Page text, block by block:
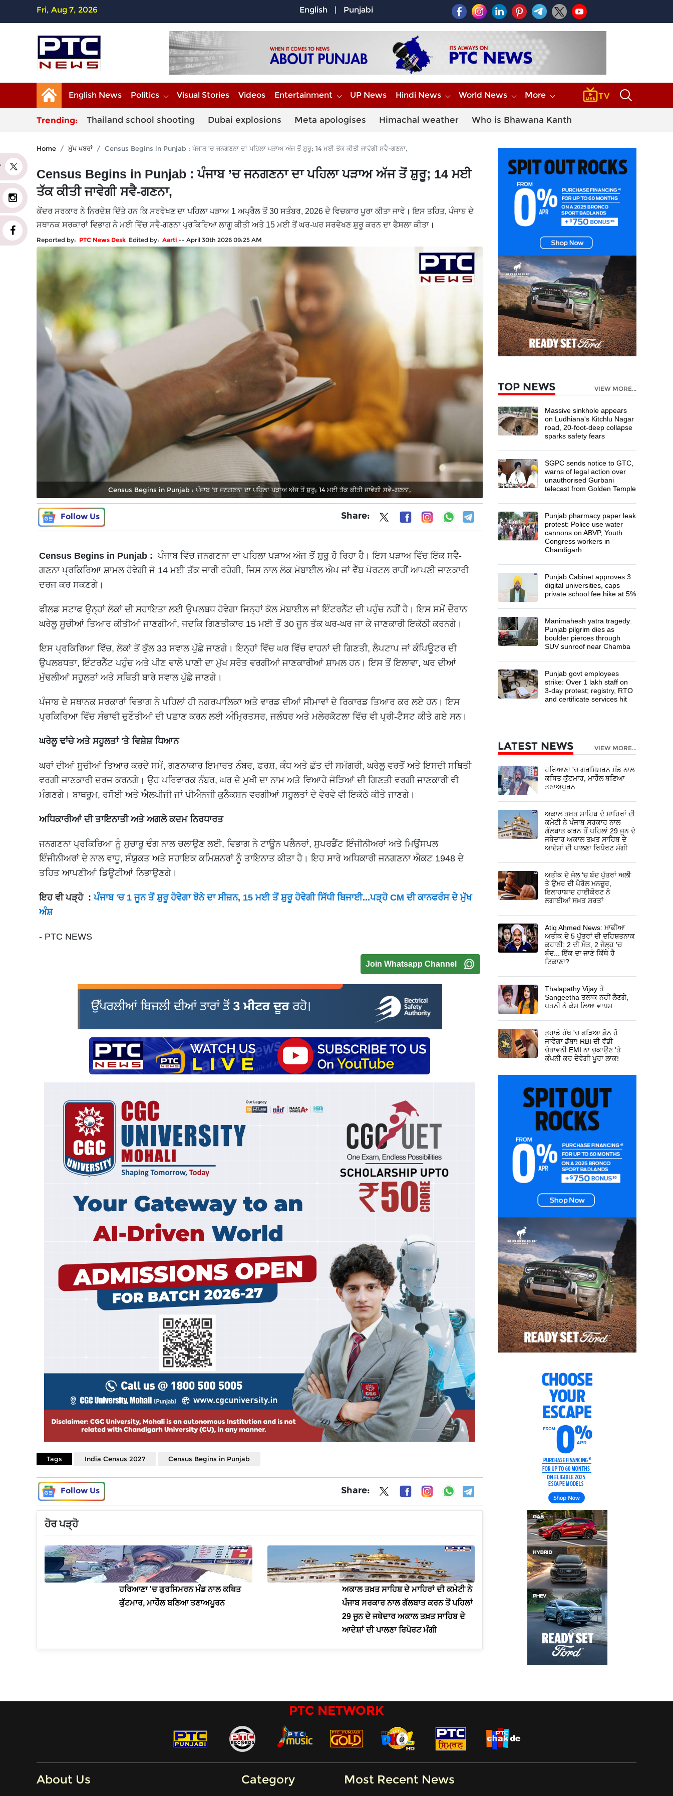
Fri, Aug 7, 2026 English | Punjabi
English News Politics Visual Stories Videos Entertainment UP News Hindi News World News More
Trending: Thailand school shooting Dubai explosions Meta apologises Himachal weather Who is Bhawana Kanth
Home ਮੁੱਖ ਖਬਰਾਂ Census Begins in Punjab : ਪੰਜਾਬ ’ਚ ਜਨਗਣਨਾ ਦਾ ਪਹਿਲਾ ਪੜਾਅ ਅੱਜ ਤੋਂ ਸ਼ੁਰੂ; 14 ਮਈ ਤੱਕ ਕੀਤੀ ਜਾਵੇਗੀ ਸਵੈ-ਗਣਨਾ,
Census Begins in Punjab : ਪੰਜਾਬ ’ਚ ਜਨਗਣਨਾ ਦਾ ਪਹਿਲਾ ਪੜਾਅ ਅੱਜ ਤੋਂ ਸ਼ੁਰੂ; 14 ਮਈ
ਤੱਕ ਕੀਤੀ ਜਾਵੇਗੀ ਸਵੈ-ਗਣਨਾ,
ਕੇਂਦਰ ਸਰਕਾਰ ਨੇ ਨਿਰਦੇਸ਼ ਦਿੱਤੇ ਹਨ ਕਿ ਸਰਵੇਖਣ ਦਾ ਪਹਿਲਾ ਪੜਾਅ 1 ਅਪ੍ਰੈਲ ਤੋਂ 30 ਸਤੰਬਰ, 2026 ਦੇ ਵਿਚਕਾਰ ਪੂਰਾ ਕੀਤਾ ਜਾਵੇ। ਇਸ ਤਹਿਤ, ਪੰਜਾਬ ਦੇ
ਸਥਾਨਕ ਸਰਕਾਰਾਂ ਵਿਭਾਗ ਨੇ ਮਈ ਵਿੱਚ ਸਵੈ-ਗਣਨਾ ਪ੍ਰਕਿਰਿਆ ਲਾਗੂ ਕੀਤੀ ਅਤੇ 15 ਮਈ ਤੋਂ ਘਰ-ਘਰ ਸਰਵੇਖਣ ਸ਼ੁਰੂ ਕਰਨ ਦਾ ਫੈਸਲਾ ਕੀਤਾ।
Reported by: PTC News Desk Edited by: Aarti -- April 30th 2026 09:25 AM
Census Begins in Punjab : ਪੰਜਾਬ ’ਚ ਜਨਗਣਨਾ ਦਾ ਪਹਿਲਾ ਪੜਾਅ ਅੱਜ ਤੋਂ ਸ਼ੁਰੂ; 14 ਮਈ ਤੱਕ ਕੀਤੀ ਜਾਵੇਗੀ ਸਵੈ-ਗਣਨਾ,
Follow Us Share:
Census Begins in Punjab : ਪੰਜਾਬ ਵਿੱਚ ਜਨਗਣਨਾ ਦਾ ਪਹਿਲਾ ਪੜਾਅ ਅੱਜ ਤੋਂ ਸ਼ੁਰੂ ਹੋ ਰਿਹਾ ਹੈ। ਇਸ ਪੜਾਅ ਵਿੱਚ ਇੱਕ ਸਵੈ-
ਗਣਨਾ ਪ੍ਰਕਿਰਿਆ ਸ਼ਾਮਲ ਹੋਵੇਗੀ ਜੋ 14 ਮਈ ਤੱਕ ਜਾਰੀ ਰਹੇਗੀ, ਜਿਸ ਨਾਲ ਲੋਕ ਮੋਬਾਈਲ ਐਪ ਜਾਂ ਵੈੱਬ ਪੋਰਟਲ ਰਾਹੀਂ ਆਪਣੀ ਜਾਣਕਾਰੀ
ਦਰਜ ਕਰ ਸਕਣਗੇ।
ਫੀਲਡ ਸਟਾਫ ਉਨ੍ਹਾਂ ਲੋਕਾਂ ਦੀ ਸਹਾਇਤਾ ਲਈ ਉਪਲਬਧ ਹੋਵੇਗਾ ਜਿਨ੍ਹਾਂ ਕੋਲ ਮੋਬਾਈਲ ਜਾਂ ਇੰਟਰਨੈੱਟ ਦੀ ਪਹੁੰਚ ਨਹੀਂ ਹੈ। ਇਸ ਸਮੇਂ ਦੌਰਾਨ
ਘਰੇਲੂ ਸੂਚੀਆਂ ਤਿਆਰ ਕੀਤੀਆਂ ਜਾਣਗੀਆਂ, ਜਦਕਿ ਗਿਣਤੀਕਾਰ 15 ਮਈ ਤੋਂ 30 ਜੂਨ ਤੱਕ ਘਰ-ਘਰ ਜਾ ਕੇ ਜਾਣਕਾਰੀ ਇਕੱਠੀ ਕਰਨਗੇ।
ਇਸ ਪ੍ਰਕਿਰਿਆ ਵਿੱਚ, ਲੋਕਾਂ ਤੋਂ ਕੁੱਲ 33 ਸਵਾਲ ਪੁੱਛੇ ਜਾਣਗੇ। ਇਨ੍ਹਾਂ ਵਿੱਚ ਘਰ ਵਿੱਚ ਵਾਹਨਾਂ ਦੀ ਗਿਣਤੀ, ਲੈਪਟਾਪ ਜਾਂ ਕੰਪਿਊਟਰ ਦੀ
ਉਪਲਬਧਤਾ, ਇੰਟਰਨੈੱਟ ਪਹੁੰਚ ਅਤੇ ਪੀਣ ਵਾਲੇ ਪਾਣੀ ਦਾ ਮੁੱਖ ਸਰੋਤ ਵਰਗੀਆਂ ਜਾਣਕਾਰੀਆਂ ਸ਼ਾਮਲ ਹਨ। ਇਸ ਤੋਂ ਇਲਾਵਾ, ਘਰ ਦੀਆਂ
ਮੁੱਢਲੀਆਂ ਸਹੂਲਤਾਂ ਅਤੇ ਸਥਿਤੀ ਬਾਰੇ ਸਵਾਲ ਪੁੱਛੇ ਜਾਣਗੇ।
ਪੰਜਾਬ ਦੇ ਸਥਾਨਕ ਸਰਕਾਰਾਂ ਵਿਭਾਗ ਨੇ ਪਹਿਲਾਂ ਹੀ ਨਗਰਪਾਲਿਕਾ ਅਤੇ ਵਾਰਡ ਦੀਆਂ ਸੀਮਾਵਾਂ ਦੇ ਰਿਕਾਰਡ ਤਿਆਰ ਕਰ ਲਏ ਹਨ। ਇਸ
ਪ੍ਰਕਿਰਿਆ ਵਿੱਚ ਸੰਭਾਵੀ ਚੁਣੌਤੀਆਂ ਦੀ ਪਛਾਣ ਕਰਨ ਲਈ ਅੰਮ੍ਰਿਤਸਰ, ਜਲੰਧਰ ਅਤੇ ਮਲੇਰਕੋਟਲਾ ਵਿੱਚ ਵੀ ਪ੍ਰੀ-ਟੈਸਟ ਕੀਤੇ ਗਏ ਸਨ।
ਘਰੇਲੂ ਢਾਂਚੇ ਅਤੇ ਸਹੂਲਤਾਂ 'ਤੇ ਵਿਸ਼ੇਸ਼ ਧਿਆਨ
ਘਰਾਂ ਦੀਆਂ ਸੂਚੀਆਂ ਤਿਆਰ ਕਰਦੇ ਸਮੇਂ, ਗਣਨਾਕਾਰ ਇਮਾਰਤ ਨੰਬਰ, ਫਰਸ਼, ਕੰਧ ਅਤੇ ਛੱਤ ਦੀ ਸਮੱਗਰੀ, ਘਰੇਲੂ ਵਰਤੋਂ ਅਤੇ ਇਸਦੀ ਸਥਿਤੀ
ਵਰਗੀ ਜਾਣਕਾਰੀ ਦਰਜ ਕਰਨਗੇ। ਉਹ ਪਰਿਵਾਰਕ ਨੰਬਰ, ਘਰ ਦੇ ਮੁਖੀ ਦਾ ਨਾਮ ਅਤੇ ਵਿਆਹੇ ਜੋੜਿਆਂ ਦੀ ਗਿਣਤੀ ਵਰਗੀ ਜਾਣਕਾਰੀ ਵੀ
ਮੰਗਣਗੇ। ਬਾਥਰੂਮ, ਰਸੋਈ ਅਤੇ ਐਲਪੀਜੀ ਜਾਂ ਪੀਐਨਜੀ ਕੁਨੈਕਸ਼ਨ ਵਰਗੀਆਂ ਸਹੂਲਤਾਂ ਦੇ ਵੇਰਵੇ ਵੀ ਇਕੱਠੇ ਕੀਤੇ ਜਾਣਗੇ।
ਅਧਿਕਾਰੀਆਂ ਦੀ ਤਾਇਨਾਤੀ ਅਤੇ ਅਗਲੇ ਕਦਮ ਨਿਰਧਾਰਤ
ਜਨਗਣਨਾ ਪ੍ਰਕਿਰਿਆ ਨੂੰ ਸੁਚਾਰੂ ਢੰਗ ਨਾਲ ਚਲਾਉਣ ਲਈ, ਵਿਭਾਗ ਨੇ ਟਾਊਨ ਪਲੈਨਰਾਂ, ਸੁਪਰਡੈਂਟ ਇੰਜੀਨੀਅਰਾਂ ਅਤੇ ਮਿਉਂਸਪਲ
ਇੰਜੀਨੀਅਰਾਂ ਦੇ ਨਾਲ ਵਾਧੂ, ਸੰਯੁਕਤ ਅਤੇ ਸਹਾਇਕ ਕਮਿਸ਼ਨਰਾਂ ਨੂੰ ਤਾਇਨਾਤ ਕੀਤਾ ਹੈ। ਇਹ ਸਾਰੇ ਅਧਿਕਾਰੀ ਜਨਗਣਨਾ ਐਕਟ 1948 ਦੇ
ਤਹਿਤ ਆਪਣੀਆਂ ਡਿਊਟੀਆਂ ਨਿਭਾਉਣਗੇ।
ਇਹ ਵੀ ਪੜ੍ਹੋ :ਪੰਜਾਬ 'ਚ 1 ਜੂਨ ਤੋਂ ਸ਼ੁਰੂ ਹੋਵੇਗਾ ਝੋਨੇ ਦਾ ਸੀਜ਼ਨ, 15 ਮਈ ਤੋਂ ਸ਼ੁਰੂ ਹੋਵੇਗੀ ਸਿੱਧੀ ਬਿਜਾਈ...ਪੜ੍ਹੋ CM ਦੀ ਕਾਨਫਰੰਸ ਦੇ ਮੁੱਖ
ਅੰਸ਼
- PTC NEWS
Join Whatsapp Channel
Tags India Census 2027 Census Begins in Punjab
Follow Us Share:
ਹੋਰ ਪੜ੍ਹੋ
ਹਰਿਆਣਾ 'ਚ ਗੁਰਸਿਮਰਨ ਮੰਡ ਨਾਲ ਕਥਿਤ
ਕੁੱਟਮਾਰ, ਮਾਹੌਲ ਬਣਿਆ ਤਣਾਅਪੂਰਨ
ਅਕਾਲ ਤਖ਼ਤ ਸਾਹਿਬ ਦੇ ਮਾਹਿਰਾਂ ਦੀ ਕਮੇਟੀ ਨੇ
ਪੰਜਾਬ ਸਰਕਾਰ ਨਾਲ ਗੱਲਬਾਤ ਕਰਨ ਤੋਂ ਪਹਿਲਾਂ
29 ਜੂਨ ਦੇ ਜਥੇਦਾਰ ਅਕਾਲ ਤਖ਼ਤ ਸਾਹਿਬ ਦੇ
ਆਦੇਸ਼ਾਂ ਦੀ ਪਾਲਣਾ ਰਿਪੋਰਟ ਮੰਗੀ
TOP NEWS VIEW MORE...
Massive sinkhole appears
on Ludhiana's Kitchlu Nagar
road, 20-foot-deep collapse
sparks safety fears
SGPC sends notice to GTC,
warns of legal action over
unauthorised Gurbani
telecast from Golden Temple
Punjab pharmacy paper leak
protest: Police use water
cannons on ABVP, Youth
Congress workers in
Chandigarh
Punjab Cabinet approves 3
digital universities, caps
private school fee hike at 5%
Manimahesh yatra tragedy:
Punjab pilgrim dies as
boulder pierces through
SUV sunroof near Chamba
Punjab govt employees
strike: Over 1 lakh staff on
3-day protest; registry, RTO
and certificate services hit
LATEST NEWS VIEW MORE...
ਹਰਿਆਣਾ 'ਚ ਗੁਰਸਿਮਰਨ ਮੰਡ ਨਾਲ
ਕਥਿਤ ਕੁੱਟਮਾਰ, ਮਾਹੌਲ ਬਣਿਆ
ਤਣਾਅਪੂਰਨ
ਅਕਾਲ ਤਖ਼ਤ ਸਾਹਿਬ ਦੇ ਮਾਹਿਰਾਂ ਦੀ
ਕਮੇਟੀ ਨੇ ਪੰਜਾਬ ਸਰਕਾਰ ਨਾਲ
ਗੱਲਬਾਤ ਕਰਨ ਤੋਂ ਪਹਿਲਾਂ 29 ਜੂਨ ਦੇ
ਜਥੇਦਾਰ ਅਕਾਲ ਤਖ਼ਤ ਸਾਹਿਬ ਦੇ
ਆਦੇਸ਼ਾਂ ਦੀ ਪਾਲਣਾ ਰਿਪੋਰਟ ਮੰਗੀ
ਅਤੀਕ ਦੇ ਜੇਲ 'ਚ ਬੰਦ ਪੁੱਤਰਾਂ ਅਲੀ
ਤੇ ਉਮਰ ਦੀ ਪੈਰੋਲ ਮਨਜ਼ੂਰ,
ਇਲਾਹਾਬਾਦ ਹਾਈਕੋਰਟ ਨੇ
ਲਗਾਈਆਂ ਸਖ਼ਤ ਸ਼ਰਤਾਂ
Atiq Ahmed News: ਮਾਫ਼ੀਆ
ਅਤੀਕ ਦੇ 5 ਪੁੱਤਰਾਂ ਦੀ ਦਹਿਸ਼ਤਨਾਕ
ਕਹਾਣੀ: 2 ਦੀ ਮੌਤ, 2 ਜੇਲ੍ਹ 'ਚ
ਬੰਦ... ਇੱਕ ਦਾ ਜਾਣੋ ਕਿੱਥੇ ਹੈ
ਟਿਕਾਣਾ?
Thalapathy Vijay ਤੇ
Sangeetha ਤਲਾਕ ਨਹੀਂ ਲੈਣਗੇ,
ਪਤਨੀ ਨੇ ਕੇਸ ਲਿਆ ਵਾਪਸ
ਤੁਹਾਡੇ ਹੱਥ 'ਚ ਫੜਿਆ ਫ਼ੋਨ ਹੋ
ਜਾਵੇਗਾ ਡੱਬਾ! RBI ਦੀ ਵੱਡੀ
ਚੇਤਾਵਨੀ EMI ਨਾ ਚੁਕਾਉਣ 'ਤੇ
ਕੰਪਨੀ ਕਰ ਦੇਵੇਗੀ ਪੂਰਾ ਲਾਕ!
PTC NETWORK
About Us Category Most Recent News